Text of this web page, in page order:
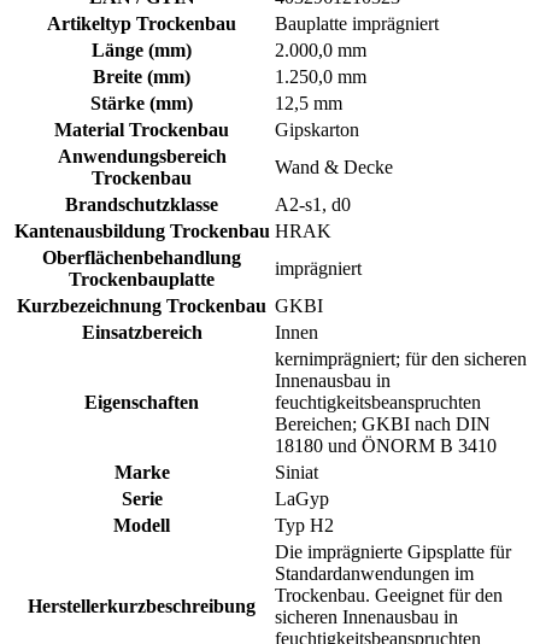
Artikeltyp Trockenbau
Bauplatte imprägniert
Länge (mm)
2.000,0 mm
Breite (mm)
1.250,0 mm
Stärke (mm)
12,5 mm
Material Trockenbau
Gipskarton
Anwendungsbereich
Trockenbau
Wand & Decke
Brandschutzklasse
A2-s1, d0
Kantenausbildung Trockenbau HRAK
Oberflächenbehandlung
Trockenbauplatte
imprägniert
Kurzbezeichnung Trockenbau GKBI
Einsatzbereich
Innen
Eigenschaften
kernimprägniert; für den sicheren
Innenausbau in
feuchtigkeitsbeanspruchten
Bereichen; GKBI nach DIN
18180 und ÖNORM B 3410
Marke
Siniat
Serie
LaGyp
Modell
Typ H2
Herstellerkurzbeschreibung
Die imprägnierte Gipsplatte für
Standardanwendungen im
Trockenbau. Geeignet für den
sicheren Innenausbau in
feuchtigkeitsbeanspruchten